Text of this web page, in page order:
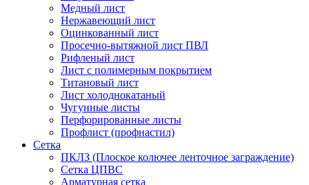
Медный лист
Нержавеющий лист
Оцинкованный лист
Просечно-вытяжной лист ПВЛ
Рифленый лист
Лист с полимерным покрытием
Титановый лист
Лист холоднокатаный
Чугунные листы
Перфорированные листы
Профлист (профнастил)
Сетка
ПКЛЗ (Плоское колючее ленточное заграждение)
Сетка ЦПВС
Арматурная сетка